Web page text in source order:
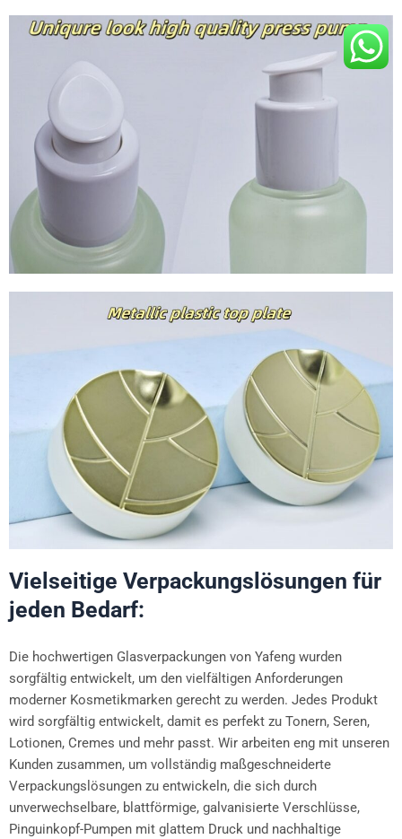
Vielseitige Verpackungslösungen für
jeden Bedarf:
Die hochwertigen Glasverpackungen von Yafeng wurden
sorgfältig entwickelt, um den vielfältigen Anforderungen
moderner Kosmetikmarken gerecht zu werden. Jedes Produkt
wird sorgfältig entwickelt, damit es perfekt zu Tonern, Seren,
Lotionen, Cremes und mehr passt. Wir arbeiten eng mit unseren
Kunden zusammen, um vollständig maßgeschneiderte
Verpackungslösungen zu entwickeln, die sich durch
unverwechselbare, blattförmige, galvanisierte Verschlüsse,
Pinguinkopf-Pumpen mit glattem Druck und nachhaltige